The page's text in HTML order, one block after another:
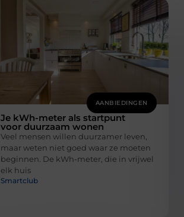
AANBIEDINGEN
Je kWh-meter als startpunt
voor duurzaam wonen
Veel mensen willen duurzamer leven,
maar weten niet goed waar ze moeten
beginnen. De kWh-meter, die in vrijwel
elk huis
Smartclub